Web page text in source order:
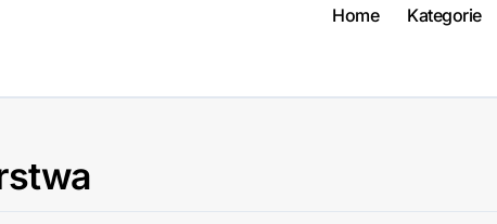
Home Kategorie